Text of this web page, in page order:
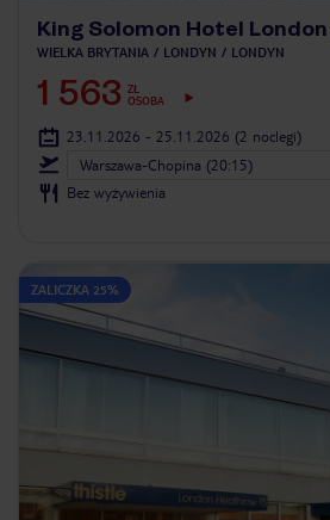
King Solomon Hotel London
WIELKA BRYTANIA LONDYN LONDYN
1 563 ZŁ
OSOBA
23.11.2026 - 25.11.2026 (2 noclegi)
Warszawa-Chopina (20:15)
Bez wyżywienia
ZALICZKA 25%